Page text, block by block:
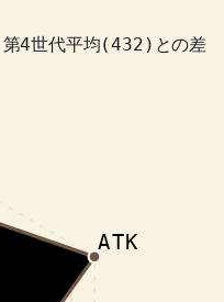
第4世代平均(432)との差
ATK